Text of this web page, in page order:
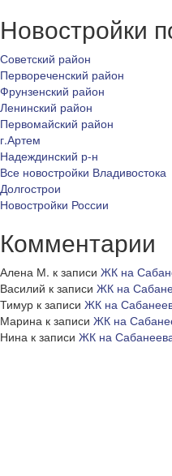
Новостройки
Советский район
Первореченский район
Фрунзенский район
Ленинский район
Первомайский район
г.Артем
Надеждинский р-н
Все новостройки Владивостока
Долгострои
Новостройки России
Комментарии
Алена М. к записи ЖК на
Василий к записи ЖК на
Тимур к записи ЖК на
Марина к записи ЖК на
Нина к записи ЖК на